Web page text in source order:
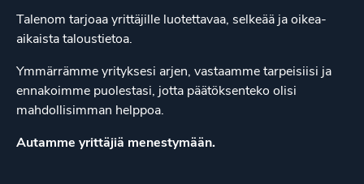
Talenom tarjoaa yrittäjille luotettavaa, selkeää ja oikea-
aikaista taloustietoa.
Ymmärrämme yrityksesi arjen, vastaamme tarpeisiisi ja
ennakoimme puolestasi, jotta päätöksenteko olisi
mahdollisimman helppoa.
Autamme yrittäjiä menestymään.